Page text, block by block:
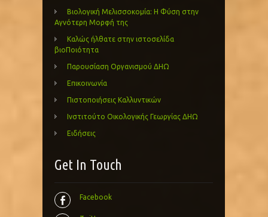
Βιολογική Μελισσοκομία: Η Φύση στην
Αγνότερη Μορφή της
Καλώς ήλθατε στην ιστοσελίδα
βιοΠοιότητα
Παρουσίαση Οργανισμού ΔΗΩ
Επικοινωνία
Πιστοποιήσεις Καλλυντικών
Ινστιτούτο Οικολογικής Γεωργίας ΔΗΩ
Ειδήσεις
Get In Touch
Facebook